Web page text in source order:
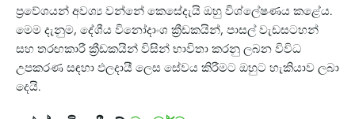
ප්‍රවේශයන් අවශ්‍ය වන්නේ කෙසේදැයි ඔහු විශ්ලේෂණය කළේය.
මෙම දැනුම, දේශීය විනෝදාංශ ක්‍රීඩකයින්, පාසල් වැඩසටහන්
සහ තරඟකාරී ක්‍රීඩකයින් විසින් භාවිතා කරනු ලබන විවිධ
උපකරණ සඳහා ඵලදායී ලෙස සේවය කිරීමට ඔහුට හැකියාව ලබා
දෙයි.